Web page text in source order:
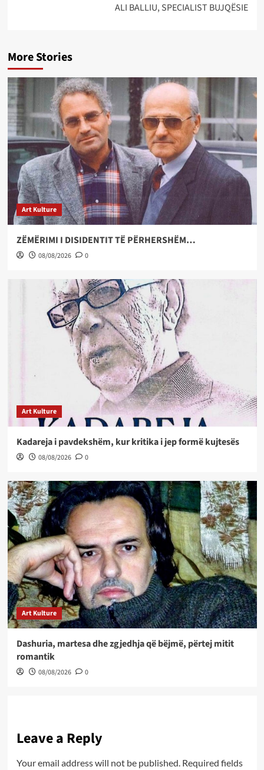
ALI BALLIU, SPECIALIST BUJQËSIE
More Stories
Art Kulture
ZËMËRIMI I DISIDENTIT TË PËRHERSHËM…
08/08/2026 0
Art Kulture
Kadareja i pavdekshëm, kur kritika i jep formë kujtesës
08/08/2026 0
Art Kulture
Dashuria, martesa dhe zgjedhja që bëjmë, përtej mitit
romantik
08/08/2026 0
Leave a Reply
Your email address will not be published. Required fields